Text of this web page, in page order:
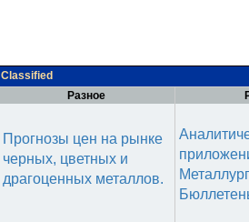
Classified
Разное
Прогнозы цен на рынке
черных, цветных и
драгоценных металлов.